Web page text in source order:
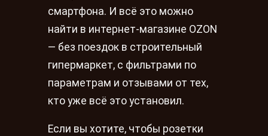
смартфона. И всё это можно
найти в интернет-магазине OZON
— без поездок в строительный
гипермаркет, с фильтрами по
параметрам и отзывами от тех,
кто уже всё это установил.
Если вы хотите, чтобы розетки